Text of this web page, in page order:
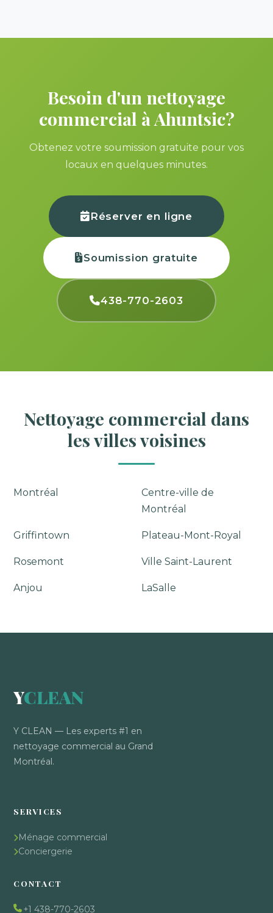
Besoin d'un nettoyage
commercial à Ahuntsic?
Obtenez votre soumission gratuite pour vos
locaux en quelques minutes.
Réserver en ligne
Soumission gratuite
438-770-2603
Nettoyage commercial dans
les villes voisines
Montréal
Centre-ville de
Montréal
Griffintown Plateau-Mont-Royal
Rosemont Ville Saint-Laurent
Anjou LaSalle
YCLEAN
Y CLEAN — Les experts #1 en
nettoyage commercial au Grand
Montréal.
SERVICES
Ménage commercial
Conciergerie
CONTACT
+1 438-770-2603